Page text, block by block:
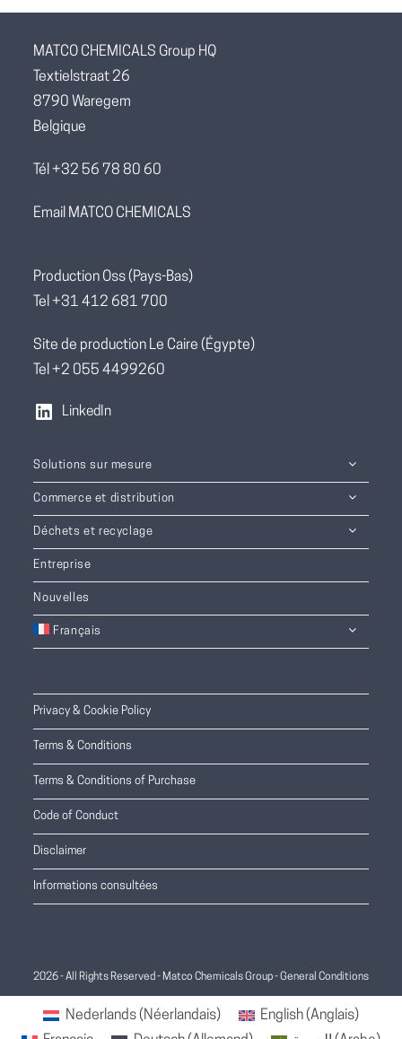
MATCO CHEMICALS Group HQ
Textielstraat 26
8790 Waregem
Belgique
Tél +32 56 78 80 60
Email MATCO CHEMICALS
Production Oss (Pays-Bas)
Tel +31 412 681 700
Site de production Le Caire (Égypte)
Tel +2 055 4499260
LinkedIn
Solutions sur mesure
Commerce et distribution
Déchets et recyclage
Entreprise
Nouvelles
Français
Privacy & Cookie Policy
Terms & Conditions
Terms & Conditions of Purchase
Code of Conduct
Disclaimer
Informations consultées
2026 - All Rights Reserved - Matco Chemicals Group -General Conditions
Nederlands(Néerlandais) English(Anglais)